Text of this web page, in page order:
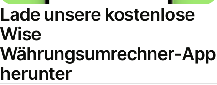
Lade unsere kostenlose
Wise
Währungsumrechner-App
herunter